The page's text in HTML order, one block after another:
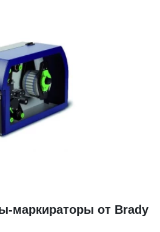
маркираторы от Brady